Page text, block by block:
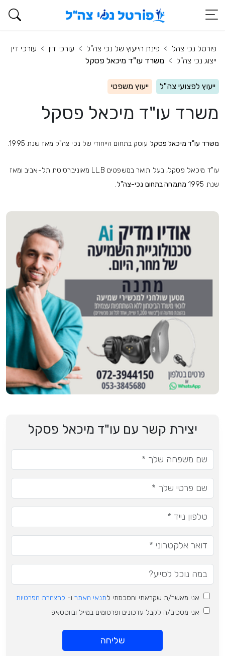
פורטל נכי צהל פינת הייעוץ של נכי צה"ל עורכי דין
עורכי דין
ייצוג נכי צה"ל
משרד עו"ד מיכאל פסקל
ייעוץ לפצועי צה"ל ייעוץ משפטי
משרד עו"ד מיכאל פסקל
משרד עו"ד מיכאל פסקל עוסק בתחום הייחודי של נכי צה"ל מאז שנת 1995.
עו"ד מיכאל פסקל, בעל תואר במשפטים LL.B מאוניברסיטת תל-אביב ומאז
שנת 1995
מתמחה בתחום נכי-צה"ל.
יצירת קשר עם עו"ד מיכאל פסקל
אני מאשר/ת שקראתי והסכמתי לתנאי האתר ו- להצהרת הפרטיות
אני מסכים/ה לקבל עדכונים ופרסומים במייל ובווטסאפ
שליחה